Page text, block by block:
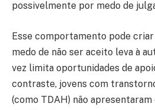
possivelmente por medo de
Esse comportamento pode
medo de não ser aceito leva à
vez limita oportunidades de
contraste, jovens com
(como TDAH) não